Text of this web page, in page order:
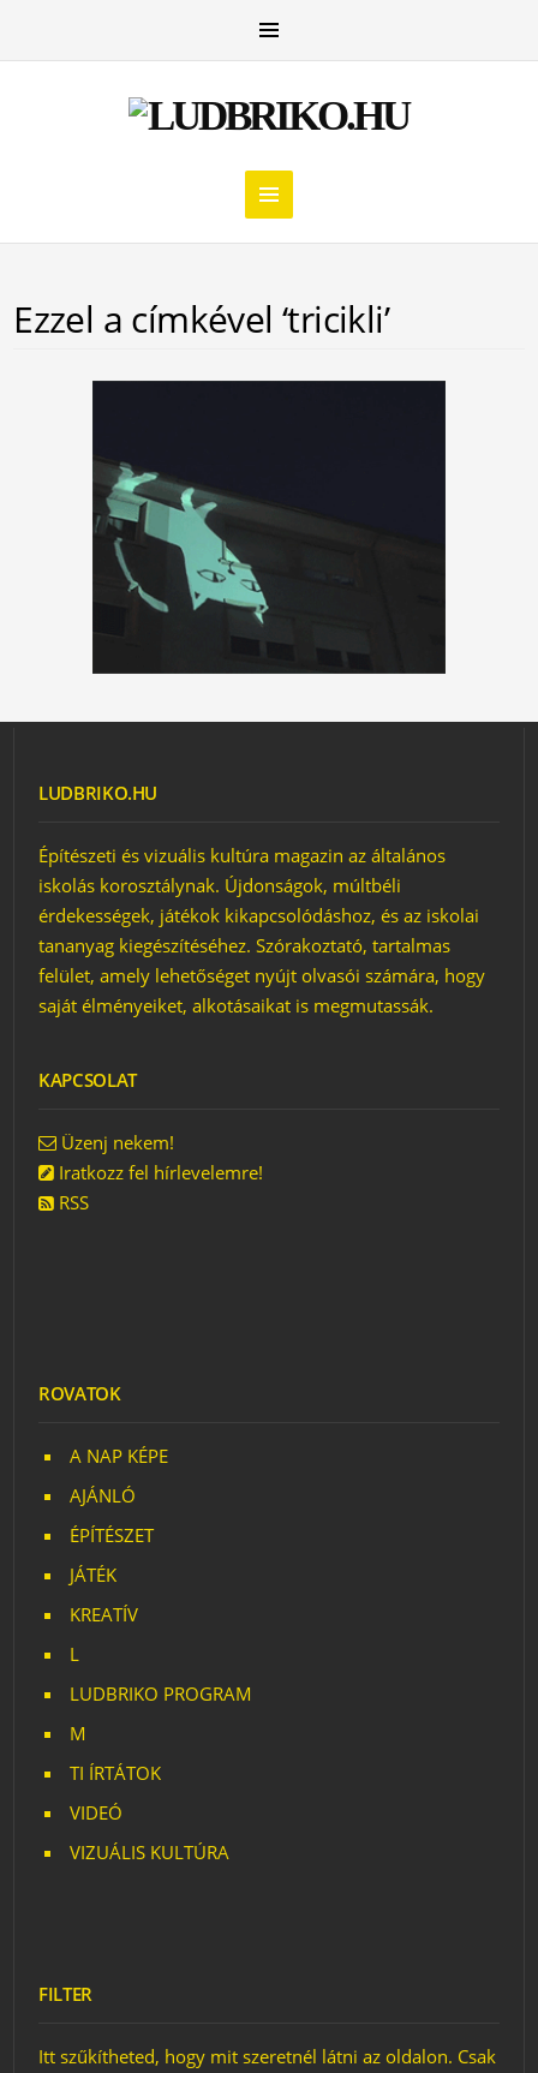
Ezzel a címkével ‘tricikli’
TRICIKLIKKEL
LUDBRIKO.HU
Építészeti és vizuális kultúra magazin az általános
iskolás korosztálynak. Újdonságok, múltbéli
érdekességek, játékok kikapcsolódáshoz, és az iskolai
tananyag kiegészítéséhez. Szórakoztató, tartalmas
felület, amely lehetőséget nyújt olvasói számára, hogy
saját élményeiket, alkotásaikat is megmutassák.
KAPCSOLAT
Üzenj nekem!
Iratkozz fel hírlevelemre!
RSS
ROVATOK
A NAP KÉPE
AJÁNLÓ
ÉPÍTÉSZET
JÁTÉK
KREATÍV
L
LUDBRIKO PROGRAM
M
TI ÍRTÁTOK
VIDEÓ
VIZUÁLIS KULTÚRA
FILTER
Itt szűkítheted, hogy mit szeretnél látni az oldalon. Csak